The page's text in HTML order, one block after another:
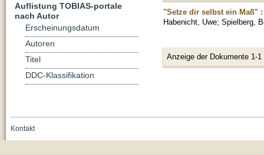
"Setze dir selbst ein Maß"
Habenicht, Uwe; Spielberg,
Anzeige der Dokumente 1-1
Auflistung TOBIAS-portale
nach Autor
Erscheinungsdatum
Autoren
Titel
DDC-Klassifikation
Kontakt